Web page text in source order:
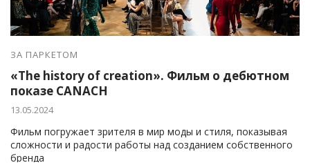
ЗА ПАРКЕТОМ
«The history of creation». Фильм о дебютном
показе CANACH
13.05.2024
Фильм погружает зрителя в мир моды и стиля, показывая
сложности и радости работы над созданием собственного
бренда